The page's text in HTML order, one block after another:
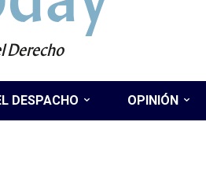
Derecho
DESPACHO OPINIÓN